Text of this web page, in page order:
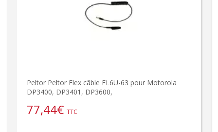
Peltor Peltor Flex câble FL6U-63 pour Motorola
DP3400, DP3401, DP3600,
77,44€ TTC